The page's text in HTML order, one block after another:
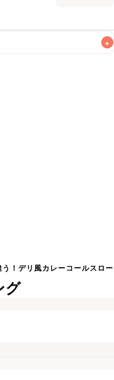
+
るべくお早めにお召
！デリ風カレーコールスロー
グ